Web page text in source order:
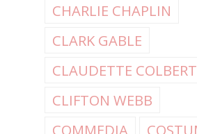
CHARLIE CHAPLIN
CLARK GABLE
CLAUDETTE COLBERT
CLIFTON WEBB
COMMEDIA